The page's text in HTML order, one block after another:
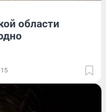
области
15